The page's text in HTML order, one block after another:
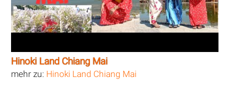
Hinoki Land Chiang Mai
mehr zu: Hinoki Land Chiang Mai